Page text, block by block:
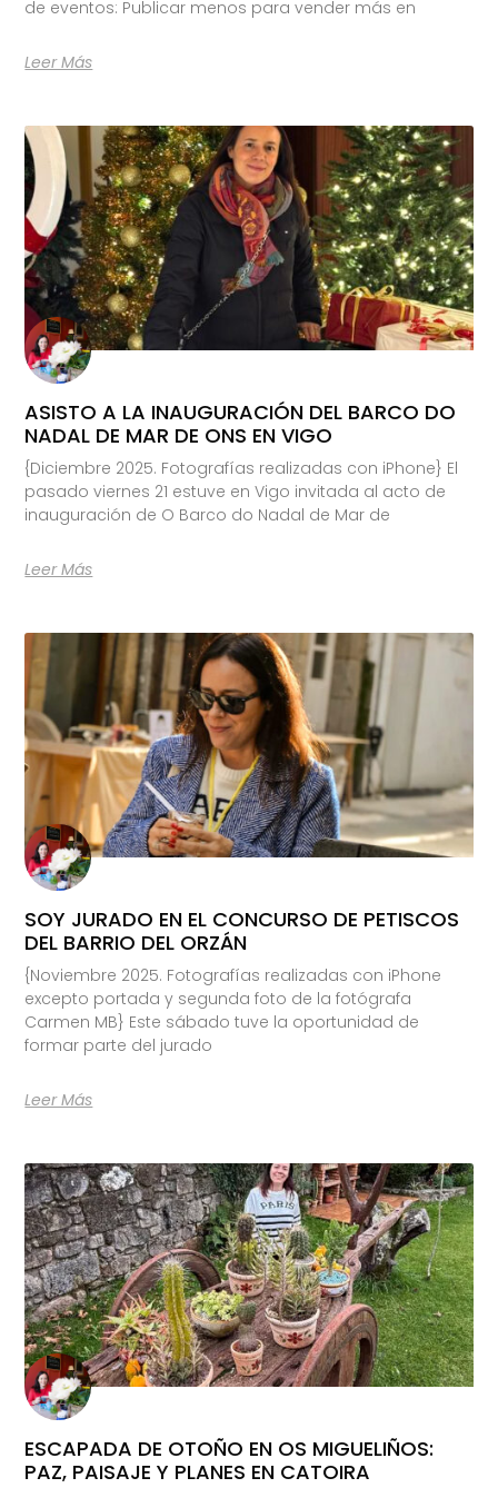
de eventos: Publicar menos para vender más en
Leer Más
ASISTO A LA INAUGURACIÓN DEL BARCO DO
NADAL DE MAR DE ONS EN VIGO
{Diciembre 2025. Fotografías realizadas con iPhone} El
pasado viernes 21 estuve en Vigo invitada al acto de
inauguración de O Barco do Nadal de Mar de
Leer Más
SOY JURADO EN EL CONCURSO DE PETISCOS
DEL BARRIO DEL ORZÁN
{Noviembre 2025. Fotografías realizadas con iPhone
excepto portada y segunda foto de la fotógrafa
Carmen MB} Este sábado tuve la oportunidad de
formar parte del jurado
Leer Más
ESCAPADA DE OTOÑO EN OS MIGUELIÑOS:
PAZ, PAISAJE Y PLANES EN CATOIRA